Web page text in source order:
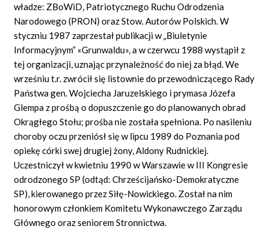
władze: ZBoWiD, Patriotycznego Ruchu Odrodzenia
Narodowego (PRON) oraz Stow. Autorów Polskich. W
styczniu 1987 zaprzestał publikacji w „Biuletynie
Informacyjnym” «Grunwaldu», a w czerwcu 1988 wystąpił z
tej organizacji, uznając przynależność do niej za błąd. We
wrześniu t.r. zwrócił się listownie do przewodniczącego Rady
Państwa gen. Wojciecha Jaruzelskiego i prymasa Józefa
Glempa z prośbą o dopuszczenie go do planowanych obrad
Okrągłego Stołu; prośba nie została spełniona. Po nasileniu
choroby oczu przeniósł się w lipcu 1989 do Poznania pod
opiekę córki swej drugiej żony, Aldony Rudnickiej.
Uczestniczył w kwietniu 1990 w Warszawie w III Kongresie
odrodzonego SP (odtąd: Chrześcijańsko-Demokratyczne
SP), kierowanego przez Siłę-Nowickiego. Został na nim
honorowym członkiem Komitetu Wykonawczego Zarządu
Głównego oraz seniorem Stronnictwa.